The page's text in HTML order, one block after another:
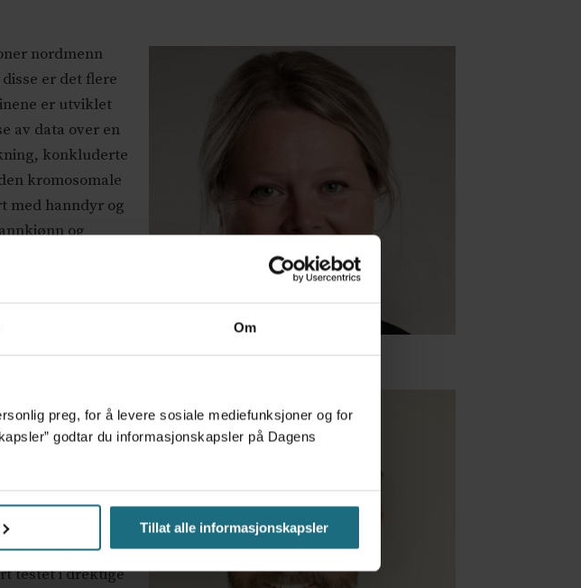
Om
preg, for å levere sosiale mediefunksjoner og for
godtar du informasjonskapsler på Dagens
Tillat alle informasjonskapsler
nordmenn
er det flere
er utviklet
av data over en
konkluderte
kromosomale
med hanndyr og
og
på
hanner og
skyldes
kan være
gjør
i
kliniske
tid vært i flertall
Andre
det
alder og gravide
testet i drektige